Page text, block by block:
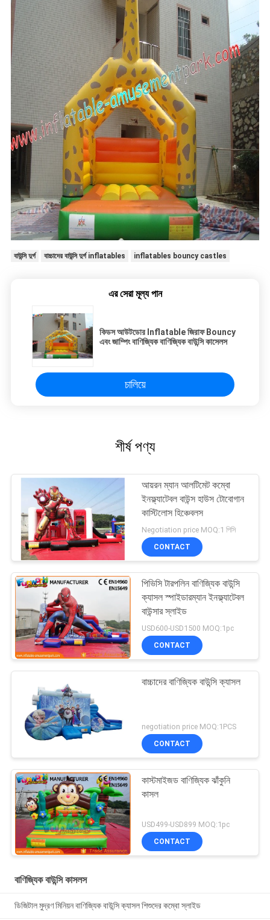
বাউন্সি দুর্গ বাচ্চাদের বাউন্সি দুর্গ inflatables inflatables bouncy castles
এর সেরা মূল্য পান
কিডস আউটডোর Inflatable জিরাফ Bouncy
এবং জাম্পিং বাণিজ্যিক বাণিজ্যিক বাউন্সি কাসেলস
চালিয়ে
শীর্ষ পণ্য
আয়রন ম্যান আলটিমেট কম্বো
ইনফ্ল্যাটেবল বাউন্স হাউস টোবোগান
কাস্টিলোস হিঞ্চেবলস
Negotiation price MOQ:1 পিসি
CONTACT
পিভিসি টারপলিন বাণিজ্যিক বাউন্সি
ক্যাসল স্পাইডারম্যান ইনফ্ল্যাটেবল
বাউন্সার স্লাইড
USD600-USD1500 MOQ:1pc
CONTACT
বাচ্চাদের বাণিজ্যিক বাউন্সি ক্যাসল
negotiation price MOQ:1PCS
CONTACT
কাস্টমাইজড বাণিজ্যিক ঝাঁকুনি
কাসল
USD499-USD899 MOQ:1pc
CONTACT
বাণিজ্যিক বাউন্সি কাসলস
ডিজিটাল মুদ্রণ মিনিয়ন বাণিজ্যিক বাউন্সি ক্যাসল শিশুদের কম্বো স্লাইড